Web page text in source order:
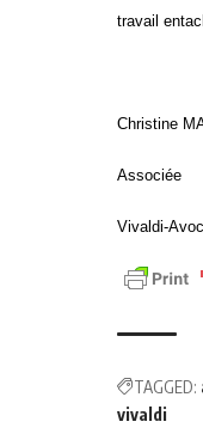
travail
Christine
Associée
Vivaldi-
TAGGED:
vivaldi